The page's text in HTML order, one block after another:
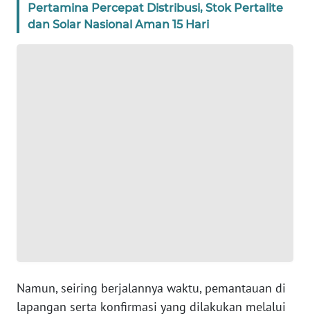
Pertamina Percepat Distribusi, Stok Pertalite
dan Solar Nasional Aman 15 Hari
Namun, seiring berjalannya waktu, pemantauan di
lapangan serta konfirmasi yang dilakukan melalui
WN
JABAR
PAPUA